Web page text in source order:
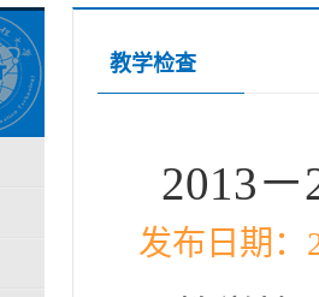
教学检查
2013
发布日期